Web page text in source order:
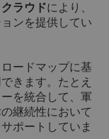
ラウドにより、
ンを提供してい
ロードマップに基
きます。たとえ
を統合して、軍
継続性において
ポートしていま